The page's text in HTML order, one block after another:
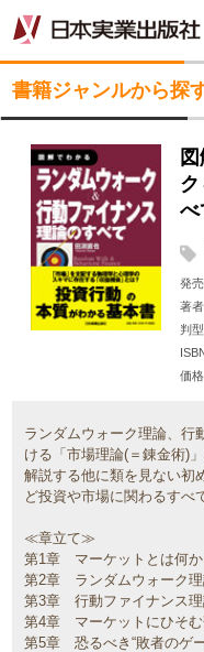
書籍ジャンルから探
べ
発
著者
判型
価格
ランダムウォーク理論、行
ける「市場理論(＝錬金術)
解説する他に類を見ない初
ど投資や市場に関わるすべ
≪章立て≫
第1章 マーケットとは何
第2章 ランダムウォーク理
第3章 行動ファイナンス理
第4章 マーケットにひそむ
第5章 恐るべき“敗者のゲ